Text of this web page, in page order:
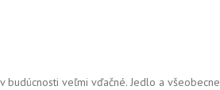
veľmi vďačné. Jedlo a všeobecne